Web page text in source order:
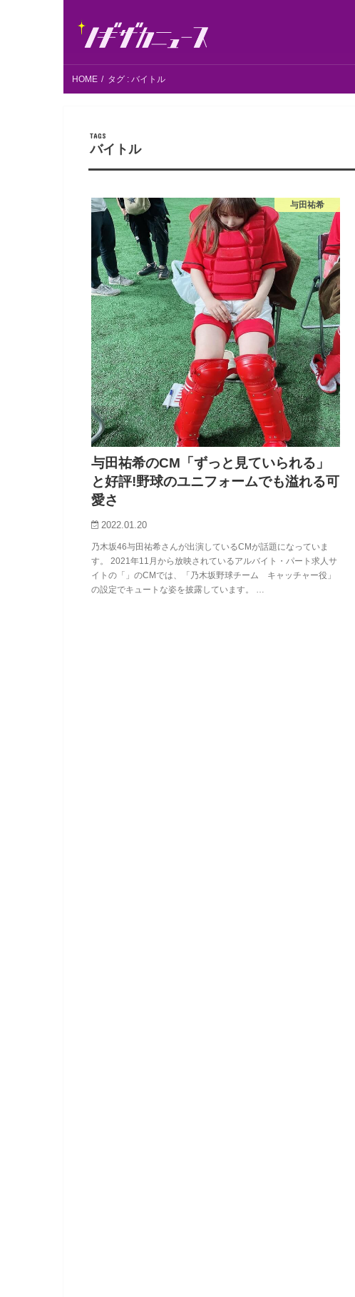
HOME タグ : バイトル
バイトル
与田祐希
与田祐希のCM「ずっと見ていられる」
と好評!野球のユニフォームでも溢れる可
愛さ
2022.01.20
乃木坂46与田祐希さんが出演しているCMが話題になっていま
す。 2021年11月から放映されているアルバイト・パート求人サ
イトの「」のCMでは、「乃木坂野球チーム キャッチャー役」
の設定でキュートな姿を披露しています。 …